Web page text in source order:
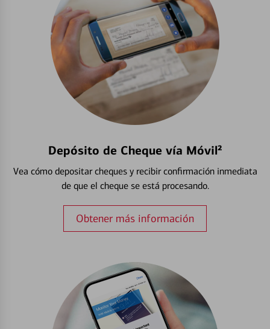
Depósito de Cheque vía Móvil²
Vea cómo depositar cheques y recibir confirmación inmediata
de que el cheque se está procesando.
Obtener más información